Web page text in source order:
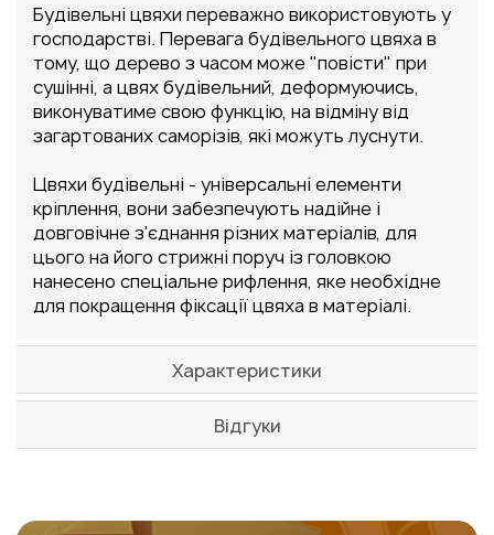
Будівельні цвяхи переважно використовують у
господарстві. Перевага будівельного цвяха в
тому, що дерево з часом може "повісти" при
сушінні, а цвях будівельний, деформуючись,
виконуватиме свою функцію, на відміну від
загартованих саморізів, які можуть луснути.
Цвяхи будівельні - універсальні елементи
кріплення, вони забезпечують надійне і
довговічне з'єднання різних матеріалів, для
цього на його стрижні поруч із головкою
нанесено спеціальне рифлення, яке необхідне
для покращення фіксації цвяха в матеріалі.
Характеристики
Відгуки